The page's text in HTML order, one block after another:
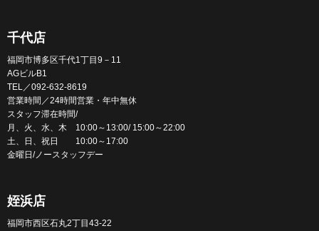
千代店
福岡市博多区千代1丁目9－11
AGビルB1
TEL／092-632-8619
営業時間／24時間営業・年中無休
スタッフ滞在時間/
月、火、水、木 10:00～13:00/ 15:00～22:00
土、日、祝日 10:00～17:00
金曜日/ノースタッフデー
姪浜店
福岡市西区石丸2丁目43-22